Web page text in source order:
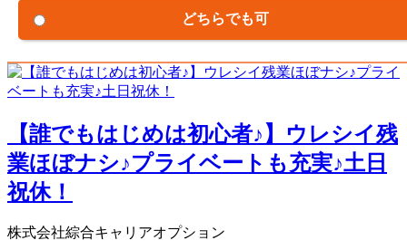
どちらでも可
【誰でもはじめは初心者♪】ウレシイ残
業ほぼナシ♪プライベートも充実♪土日
祝休！
株式会社綜合キャリアオプション